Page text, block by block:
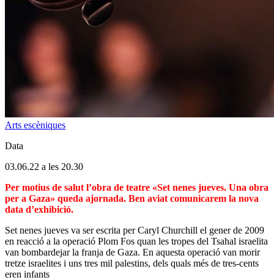
Arts escèniques
Data
03.06.22 a les 20.30
Per motius de salut l’obra de teatre «Set nenes jueves. Una obra
per a Gaza» queda ajornada. Ben aviat comunicarem la nova
data d’exhibició.
Set nenes jueves va ser escrita per Caryl Churchill el gener de 2009
en reacció a la operació Plom Fos quan les tropes del Tsahal israelita
van bombardejar la franja de Gaza. En aquesta operació van morir
tretze israelites i uns tres mil palestins, dels quals més de tres-cents
eren infants